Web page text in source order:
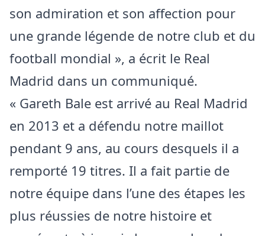
son admiration et son affection pour
une grande légende de notre club et du
football mondial », a écrit le Real
Madrid dans un communiqué.
« Gareth Bale est arrivé au Real Madrid
en 2013 et a défendu notre maillot
pendant 9 ans, au cours desquels il a
remporté 19 titres. Il a fait partie de
notre équipe dans l’une des étapes les
plus réussies de notre histoire et